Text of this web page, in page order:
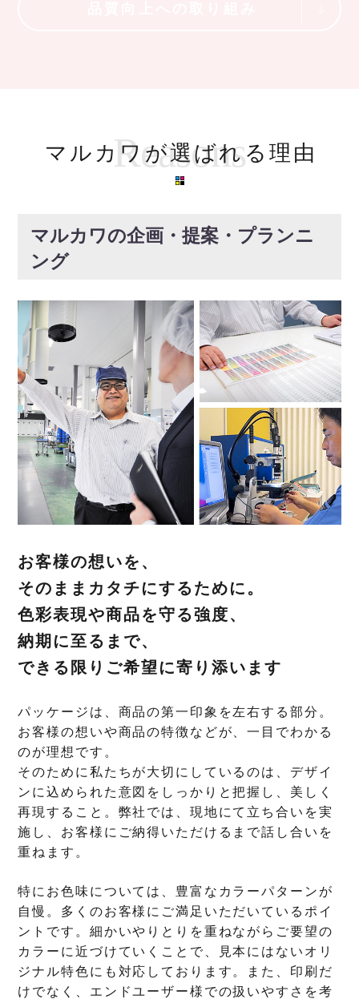
Reasons
マルカワが選ばれる理由
マルカワの企画・提案・プランニ
ング
お客様の想いを、
そのままカタチにするために。
色彩表現や商品を守る強度、
納期に至るまで、
できる限りご希望に寄り添います
パッケージは、商品の第一印象を左右する部分。
お客様の想いや商品の特徴などが、一目でわかる
のが理想です。
そのために私たちが大切にしているのは、デザイ
ンに込められた意図をしっかりと把握し、美しく
再現すること。弊社では、現地にて立ち合いを実
施し、お客様にご納得いただけるまで話し合いを
重ねます。
特にお色味については、豊富なカラーパターンが
自慢。多くのお客様にご満足いただいているポイ
ントです。細かいやりとりを重ねながらご要望の
カラーに近づけていくことで、見本にはないオリ
ジナル特色にも対応しております。また、印刷だ
けでなく、エンドユーザー様での扱いやすさを考